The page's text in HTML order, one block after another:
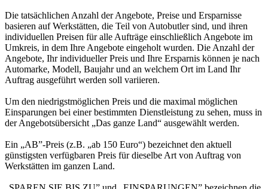
Die tatsächlichen Anzahl der Angebote, Preise und Ersparnisse
basieren auf Werkstätten, die Teil von Autobutler sind, und ihren
individuellen Preisen für alle Aufträge einschließlich Angebote im
Umkreis, in dem Ihre Angebote eingeholt wurden. Die Anzahl der
Angebote, Ihr individueller Preis und Ihre Ersparnis können je nach
Automarke, Modell, Baujahr und an welchem Ort im Land Ihr
Auftrag ausgeführt werden soll variieren.
Um den niedrigstmöglichen Preis und die maximal möglichen
Einsparungen bei einer bestimmten Dienstleistung zu sehen, muss in
der Angebotsübersicht „Das ganze Land“ ausgewählt werden.
Ein „AB”-Preis (z.B. „ab 150 Euro“) bezeichnet den aktuell
günstigsten verfügbaren Preis für dieselbe Art von Auftrag von
Werkstätten im ganzen Land.